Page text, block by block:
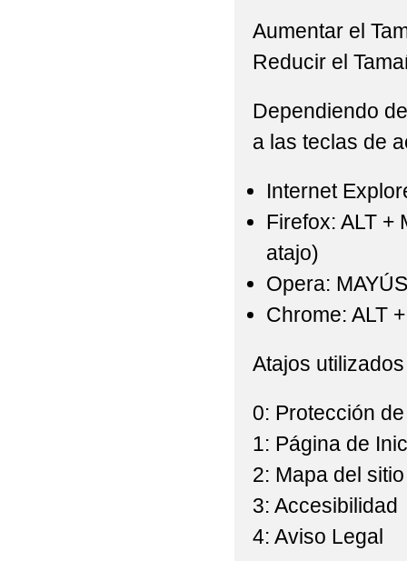
Aumentar el
Reducir el
Dependiendo
a las teclas de
Internet
Firefox: ALT +
atajo)
Opera:
Chrome: ALT
Atajos
0: Protección
1: Página de
2: Mapa del sitio
3: Accesibilidad
4: Aviso Legal